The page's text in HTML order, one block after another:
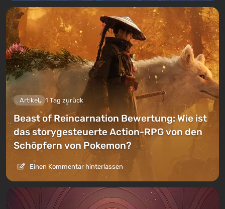
Artikel 1 Tag zurück
Beast of Reincarnation Bewertung: Wie ist
das storygesteuerte Action-RPG von den
Schöpfern von Pokemon?
Einen Kommentar hinterlassen